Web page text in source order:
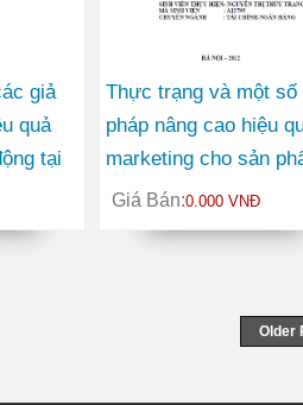
giả
quả
tại
Thực trạng và một số
pháp nâng cao hiệu
marketing cho sản
thẻ FLEXICARD của
hàng TMCP Xăng Dầu
Giá Bán:0.000 VNĐ
Older